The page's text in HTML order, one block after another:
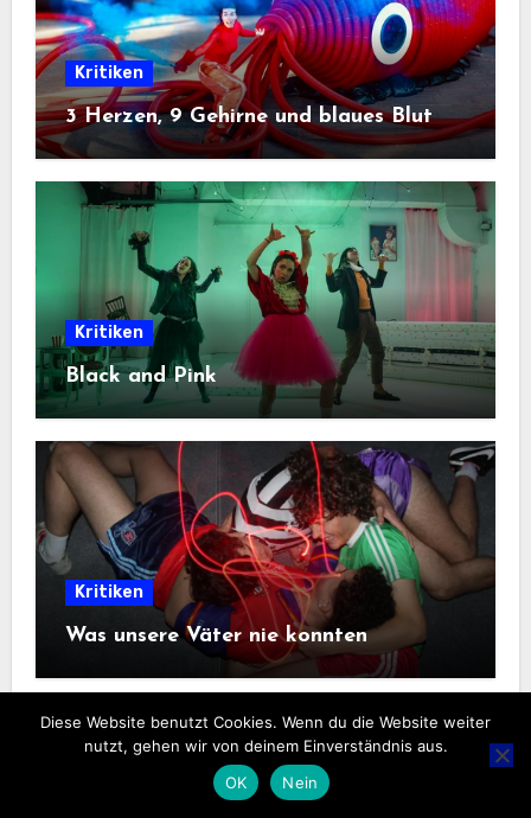
Kritiken
3 Herzen, 9 Gehirne und blaues Blut
Kritiken
Black and Pink
Kritiken
Was unsere Väter nie konnten
Diese Website benutzt Cookies. Wenn du die Website weiter
nutzt, gehen wir von deinem Einverständnis aus.
OK
Nein